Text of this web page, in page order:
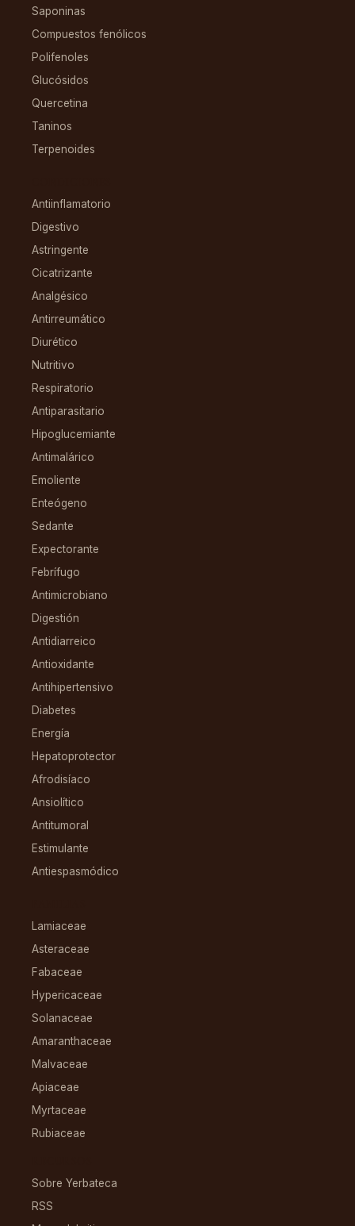
Saponinas
Compuestos fenólicos
Polifenoles
Glucósidos
Quercetina
Taninos
Terpenoides
Antiinflamatorio
Digestivo
Astringente
Cicatrizante
Analgésico
Antirreumático
Diurético
Nutritivo
Respiratorio
Antiparasitario
Hipoglucemiante
Antimalárico
Emoliente
Enteógeno
Sedante
Expectorante
Febrífugo
Antimicrobiano
Digestión
Antidiarreico
Antioxidante
Antihipertensivo
Diabetes
Energía
Hepatoprotector
Afrodisíaco
Ansiolítico
Antitumoral
Estimulante
Antiespasmódico
Lamiaceae
Asteraceae
Fabaceae
Hypericaceae
Solanaceae
Amaranthaceae
Malvaceae
Apiaceae
Myrtaceae
Rubiaceae
Sobre Yerbateca
RSS